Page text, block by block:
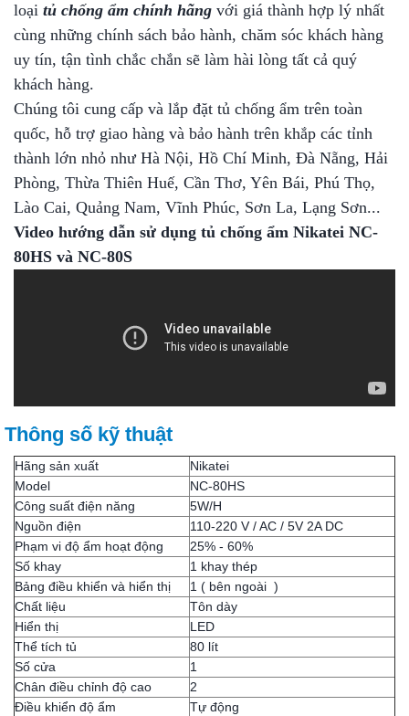
loại tủ chống ẩm chính hãng với giá thành hợp lý nhất
cùng những chính sách bảo hành, chăm sóc khách hàng
uy tín, tận tình chắc chắn sẽ làm hài lòng tất cả quý
khách hàng.
Chúng tôi cung cấp và lắp đặt tủ chống ẩm trên toàn
quốc, hỗ trợ giao hàng và bảo hành trên khắp các tỉnh
thành lớn nhỏ như Hà Nội, Hồ Chí Minh, Đà Nẵng, Hải
Phòng, Thừa Thiên Huế, Cần Thơ, Yên Bái, Phú Thọ,
Lào Cai, Quảng Nam, Vĩnh Phúc, Sơn La, Lạng Sơn...
Video hướng dẫn sử dụng tủ chống ẩm Nikatei NC-
80HS và NC-80S
Thông số kỹ thuật
Hãng sản xuất
Nikatei
Model
NC-80HS
Công suất điện năng
5W/H
Nguồn điện
110-220 V / AC / 5V 2A DC
Phạm vi độ ẩm hoạt động
25% - 60%
Số khay
1 khay thép
Bảng điều khiển và hiển thị
1 ( bên ngoài )
Chất liệu
Tôn dày
Hiển thị
LED
Thể tích tủ
80 lít
Số cửa
1
Chân điều chỉnh độ cao
2
Điều khiển độ ẩm
Tự động